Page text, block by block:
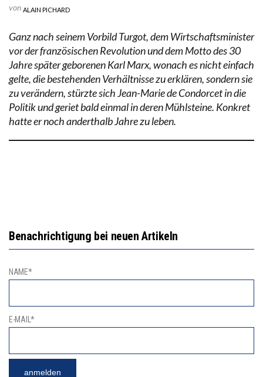
von ALAIN PICHARD
Ganz nach seinem Vorbild Turgot, dem Wirtschaftsminister
vor der französischen Revolution und dem Motto des 30
Jahre später geborenen Karl Marx, wonach es nicht einfach
gelte, die bestehenden Verhältnisse zu erklären, sondern sie
zu verändern, stürzte sich Jean-Marie de Condorcet in die
Politik und geriet bald einmal in deren Mühlsteine. Konkret
hatte er noch anderthalb Jahre zu leben.
Benachrichtigung bei neuen Artikeln
NAME*
E-MAIL*